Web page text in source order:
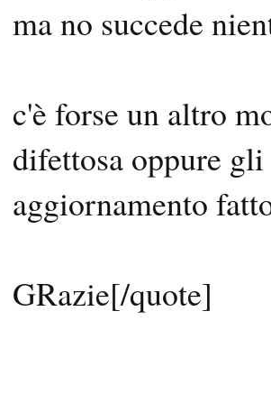
ma no succede
c'è forse un altro
difettosa oppure
aggiornamento
GRazie[/quote]